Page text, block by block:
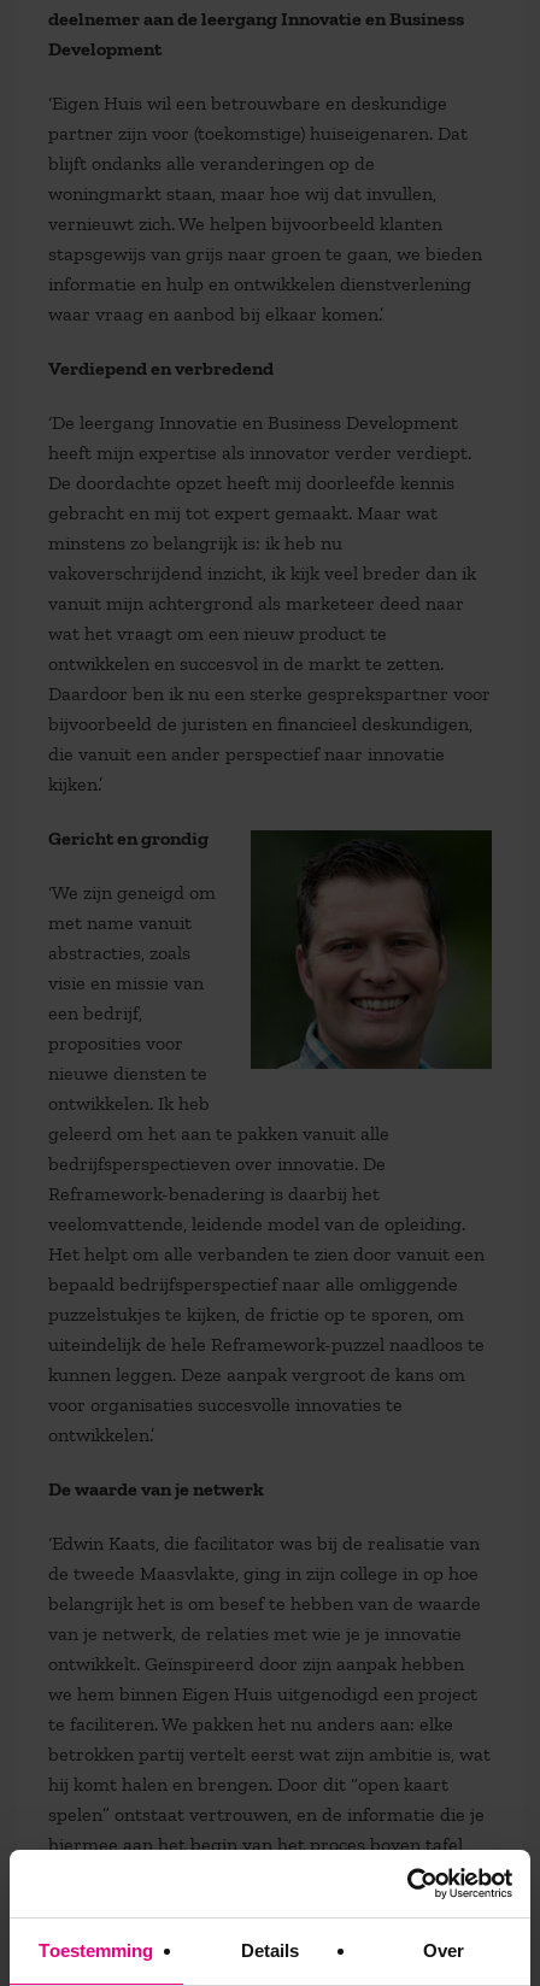
Toestemming Details Over
deelnemer aan de leergang Innovatie en Business
Development
‘Eigen Huis wil een betrouwbare en deskundige
partner zijn voor (toekomstige) huiseigenaren. Dat
blijft ondanks alle veranderingen op de
woningmarkt staan, maar hoe wij dat invullen,
vernieuwt zich. We helpen bijvoorbeeld klanten
stapsgewijs van grijs naar groen te gaan, we bieden
informatie en hulp en ontwikkelen dienstverlening
waar vraag en aanbod bij elkaar komen.’
Verdiepend en verbredend
‘De leergang Innovatie en Business Development
heeft mijn expertise als innovator verder verdiept.
De doordachte opzet heeft mij doorleefde kennis
gebracht en mij tot expert gemaakt. Maar wat
minstens zo belangrijk is: ik heb nu
vakoverschrijdend inzicht, ik kijk veel breder dan ik
vanuit mijn achtergrond als marketeer deed naar
wat het vraagt om een nieuw product te
ontwikkelen en succesvol in de markt te zetten.
Daardoor ben ik nu een sterke gesprekspartner voor
bijvoorbeeld de juristen en financieel deskundigen,
die vanuit een ander perspectief naar innovatie
kijken.’
Gericht en grondig
‘We zijn geneigd om
met name vanuit
abstracties, zoals
visie en missie van
een bedrijf,
proposities voor
nieuwe diensten te
ontwikkelen. Ik heb
geleerd om het aan te pakken vanuit alle
bedrijfsperspectieven over innovatie. De
Reframework-benadering is daarbij het
veelomvattende, leidende model van de opleiding.
Het helpt om alle verbanden te zien door vanuit een
bepaald bedrijfsperspectief naar alle omliggende
puzzelstukjes te kijken, de frictie op te sporen, om
uiteindelijk de hele Reframework-puzzel naadloos te
kunnen leggen. Deze aanpak vergroot de kans om
voor organisaties succesvolle innovaties te
ontwikkelen.’
De waarde van je netwerk
‘Edwin Kaats, die facilitator was bij de realisatie van
de tweede Maasvlakte, ging in zijn college in op hoe
belangrijk het is om besef te hebben van de waarde
van je netwerk, de relaties met wie je je innovatie
ontwikkelt. Geïnspireerd door zijn aanpak hebben
we hem binnen Eigen Huis uitgenodigd een project
te faciliteren. We pakken het nu anders aan: elke
betrokken partij vertelt eerst wat zijn ambitie is, wat
hij komt halen en brengen. Door dit “open kaart
spelen” ontstaat vertrouwen, en de informatie die je
hiermee aan het begin van het proces boven tafel
krijgt geeft meer ontwikkelsnelheid verderop.’